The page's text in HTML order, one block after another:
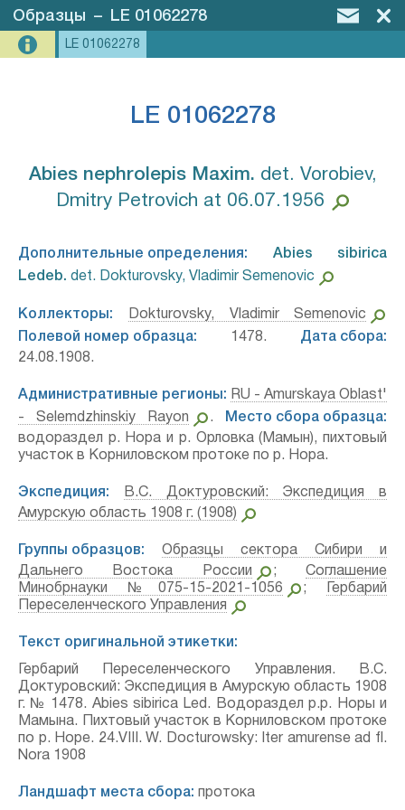
Образцы – LE 01062278
LE 01062278
LE 01062278
Abies nephrolepis Maxim.⁣ det. Vorobiev,
Dmitry Petrovich at 06.07.1956
Дополнительные определения:
Abies sibirica
Ledeb.⁣ det. Dokturovsky, Vladimir Semenovic
Коллекторы:
Dokturovsky, Vladimir Semenovic
Полевой номер образца: 1478. Дата сбора:
24.08.1908.
Административные регионы: RU - Amurskaya Oblast'
- Selemdzhinskiy Rayon
.
Место сбора образца:
водораздел р. Нора и р. Орловка (Мамын), пихтовый
участок в Корниловском протоке по р. Нора.
Экспедиция:
В.С. Доктуровский: Экспедиция в
Амурскую область 1908 г. (1908)
Группы образцов:
Образцы сектора Сибири и
Дальнего Востока России
; Соглашение
Минобрнауки №075-15-2021-1056
;
Гербарий
Переселенческого Управления
Текст оригинальной этикетки:
Гербарий Переселенческого Управления. В.С.
Доктуровский: Экспедиция в Амурскую область 1908
г. № 1478. Abies sibirica Led. Водораздел р.р. Норы и
Мамына. Пихтовый участок в Корниловском протоке
по р. Норе. 24.VIII. W. Docturowsky: Iter amurense ad fl.
Nora 1908
Ландшафт места сбора: протока